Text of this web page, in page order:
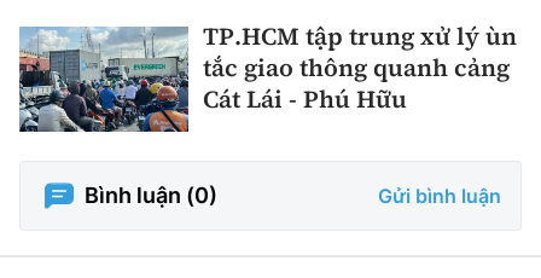
TP.HCM tập trung xử lý ùn
tắc giao thông quanh cảng
Cát Lái - Phú Hữu
Bình luận (0) Gửi bình luận